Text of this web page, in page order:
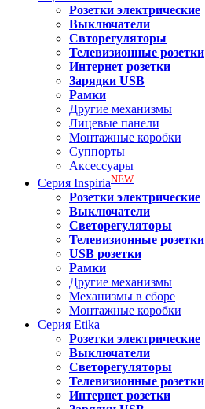
Розетки электрические
Выключатели
Свторегуляторы
Телевизионные розетки
Интернет розетки
Зарядки USB
Рамки
Другие механизмы
Лицевые панели
Монтажные коробки
Суппорты
Аксессуары
Серия InspiriaNEW
Розетки электрические
Выключатели
Светорегуляторы
Телевизионные розетки
USB розетки
Рамки
Другие механизмы
Механизмы в сборе
Монтажные коробки
Серия Etika
Розетки электрические
Выключатели
Светорегуляторы
Телевизионные розетки
Интернет розетки